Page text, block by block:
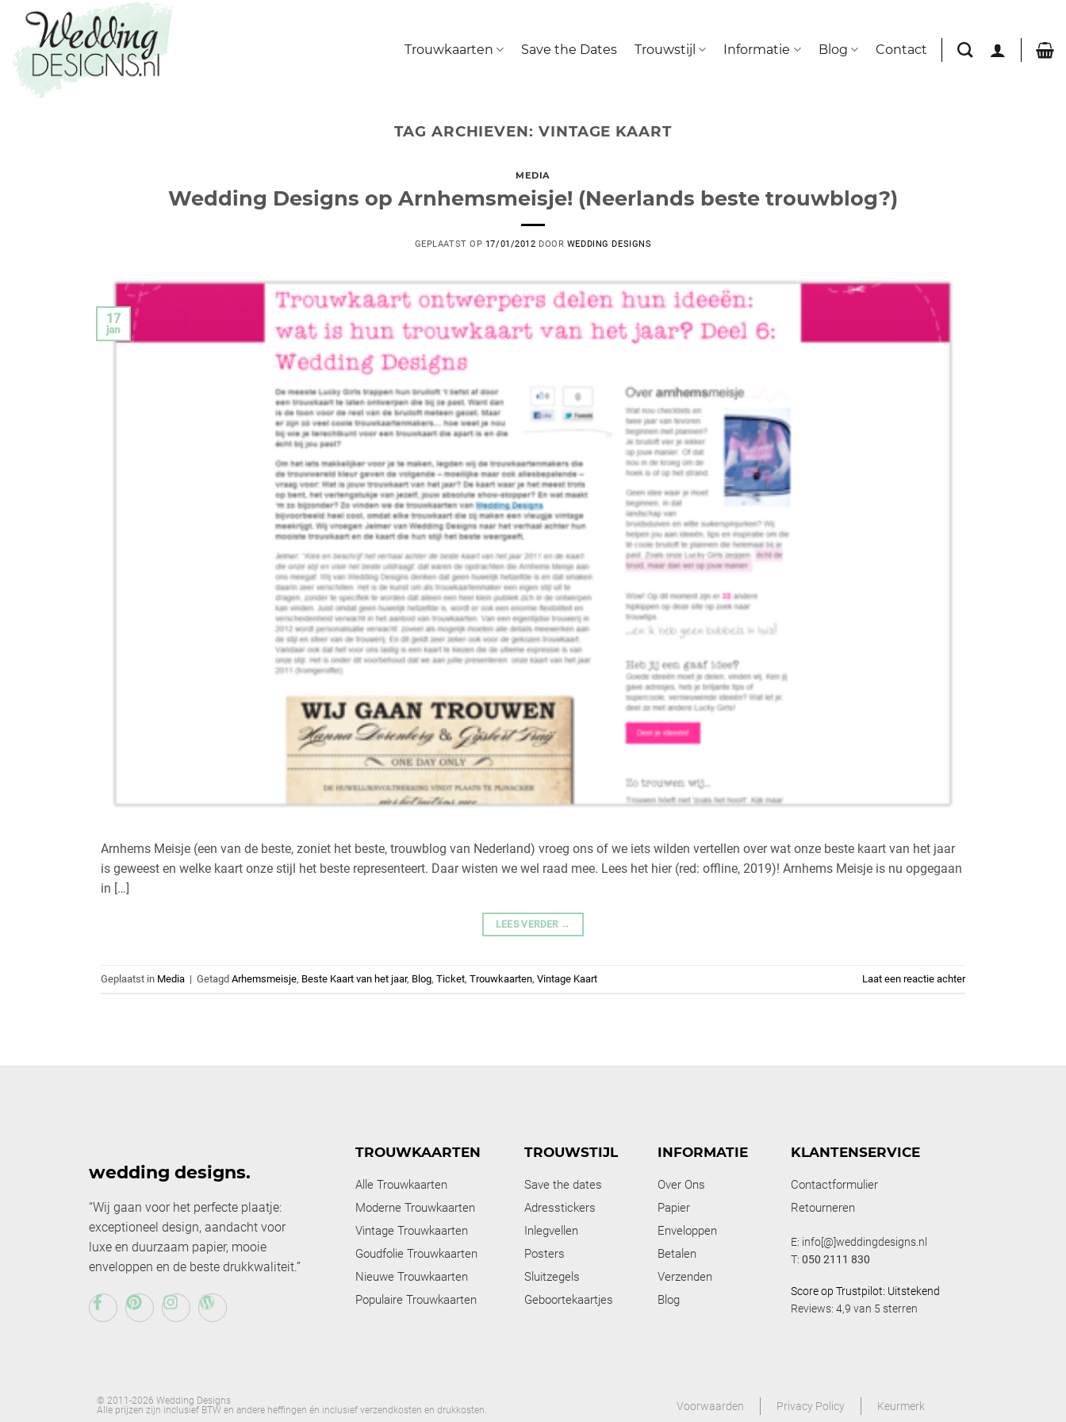
Trouwkaarten Save the Dates Trouwstijl Informatie Blog Contact
TAG ARCHIEVEN: VINTAGE KAART
MEDIA
Wedding Designs op Arnhemsmeisje! (Neerlands beste trouwblog?)
GEPLAATST OP 17/01/2012 DOOR WEDDING DESIGNS
17
jan
Arnhems Meisje (een van de beste, zoniet het beste, trouwblog van Nederland) vroeg ons of we iets wilden vertellen over wat onze beste kaart van het jaar
is geweest en welke kaart onze stijl het beste representeert. Daar wisten we wel raad mee. Lees het hier (red: offline, 2019)! Arnhems Meisje is nu opgegaan
in […]
LEES VERDER →
Geplaatst in Media | Getagd Arhemsmeisje, Beste Kaart van het jaar, Blog, Ticket, Trouwkaarten, Vintage Kaart Laat een reactie achter
wedding designs.
“Wij gaan voor het perfecte plaatje:
exceptioneel design, aandacht voor
luxe en duurzaam papier, mooie
enveloppen en de beste drukkwaliteit.”
TROUWKAARTEN
Alle Trouwkaarten
Moderne Trouwkaarten
Vintage Trouwkaarten
Goudfolie Trouwkaarten
Nieuwe Trouwkaarten
Populaire Trouwkaarten
TROUWSTIJL
Save the dates
Adresstickers
Inlegvellen
Posters
Sluitzegels
Geboortekaartjes
INFORMATIE
Over Ons
Papier
Enveloppen
Betalen
Verzenden
Blog
KLANTENSERVICE
Contactformulier
Retourneren
E: info[@]weddingdesigns.nl
T: 050 2111 830
Score op Trustpilot: Uitstekend
Reviews: 4,9 van 5 sterren
© 2011-2026 Wedding Designs
Alle prijzen zijn inclusief BTW en andere heffingen én inclusief verzendkosten en drukkosten.
Voorwaarden Privacy Policy Keurmerk